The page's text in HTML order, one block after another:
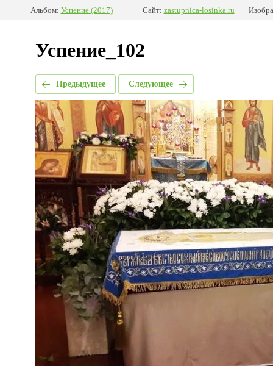
Альбом: Успение (2017) Сайт: zastupnica-losinka.ru
Успение_102
Предыдущее Следующее